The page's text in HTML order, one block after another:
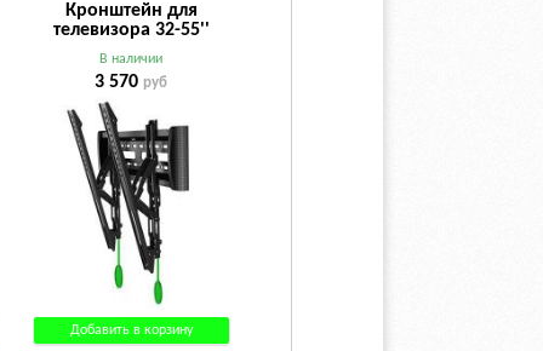
Кронштейн для
телевизора 32-55''
ONKRON TM5 (VESA
75х75~400х400 мм)
черный
В наличии
3 570 руб
Добавить в корзину